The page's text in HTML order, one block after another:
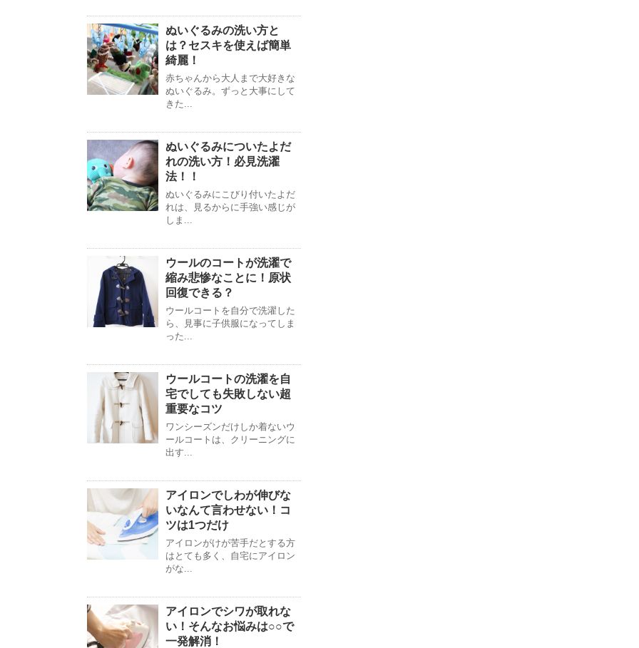
ぬいぐるみの洗い方と
は？セスキを使えば簡単
綺麗！
赤ちゃんから大人まで大好きな
ぬいぐるみ。ずっと大事にして
きた...
ぬいぐるみについたよだ
れの洗い方！必見洗濯
法！！
ぬいぐるみにこびり付いたよだ
れは、見るからに手強い感じが
しま...
ウールのコートが洗濯で
縮み悲惨なことに！原状
回復できる？
ウールコートを自分で洗濯した
ら、見事に子供服になってしま
った...
ウールコートの洗濯を自
宅でしても失敗しない超
重要なコツ
ワンシーズンだけしか着ないウ
ールコートは、クリーニングに
出す...
アイロンでしわが伸びな
いなんて言わせない！コ
ツは1つだけ
アイロンがけが苦手だとする方
はとても多く、自宅にアイロン
がな...
アイロンでシワが取れな
い！そんなお悩みは○○で
一発解消！